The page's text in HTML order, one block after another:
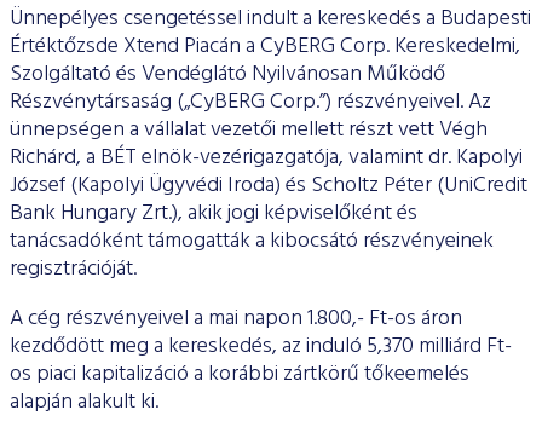
Ünnepélyes csengetéssel indult a kereskedés a Budapesti
Értéktőzsde Xtend Piacán a CyBERG Corp. Kereskedelmi,
Szolgáltató és Vendéglátó Nyilvánosan Működő
Részvénytársaság („CyBERG Corp.”) részvényeivel. Az
ünnepségen a vállalat vezetői mellett részt vett Végh
Richárd, a BÉT elnök-vezérigazgatója, valamint dr. Kapolyi
József (Kapolyi Ügyvédi Iroda) és Scholtz Péter (UniCredit
Bank Hungary Zrt.), akik jogi képviselőként és
tanácsadóként támogatták a kibocsátó részvényeinek
regisztrációját.
A cég részvényeivel a mai napon 1.800,- Ft-os áron
kezdődött meg a kereskedés, az induló 5,370 milliárd Ft-
os piaci kapitalizáció a korábbi zártkörű tőkeemelés
alapján alakult ki.